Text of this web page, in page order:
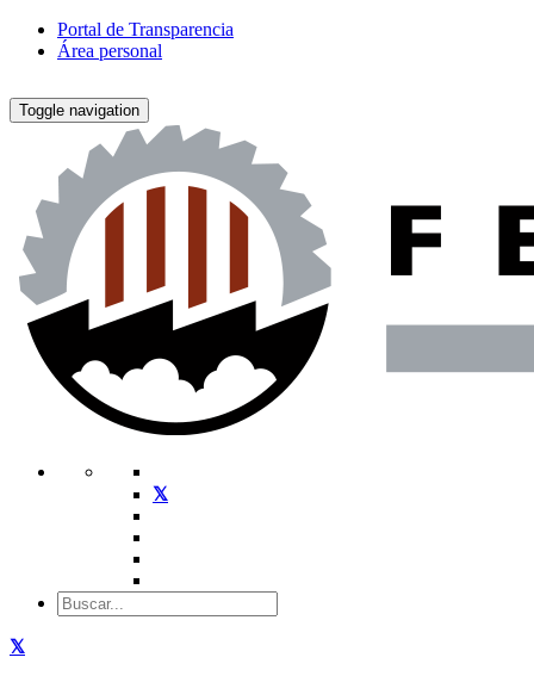
Portal de Transparencia
Área personal
Toggle navigation